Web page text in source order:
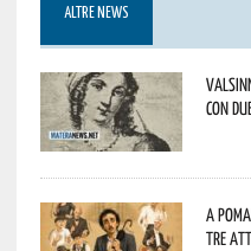
ALTRE NEWS
con
A
tre atti